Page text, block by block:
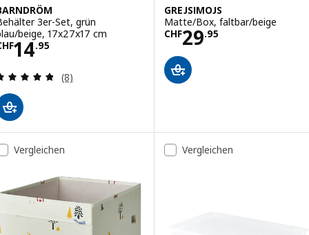
3er-Set, grün
beige, 17x27x17 cm
14.95
CHF 14.95
Bewertungen: 4.8 von 5 Sternen. Bewertungen
(8)
GREJSIMOJS
Matte/Box, faltbar/beige
CHF29.95
Preis CHF 29.95
Vergleichen Vergleichen